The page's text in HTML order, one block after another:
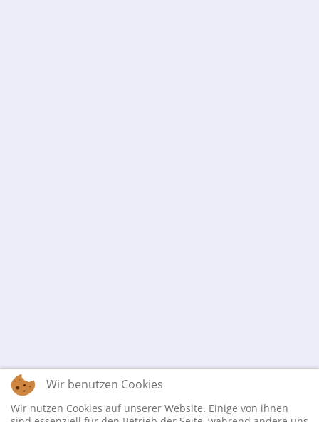
Wir benutzen Cookies
Wir nutzen Cookies auf unserer Website. Einige von ihnen